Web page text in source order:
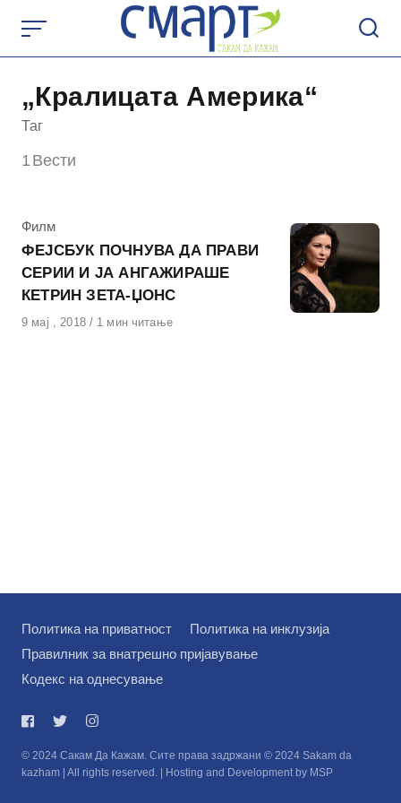
content
„Кралицата Америка“
Таг
1 Вести
КАтегорија
Филм
ФЕЈСБУК ПОЧНУВА ДА ПРАВИ
СЕРИИ И ЈА АНГАЖИРАШЕ
КЕТРИН ЗЕТА-ЏОНС
Објавено
9 мај , 2018 1 мин читање
Политика на приватност
Политика на инклузија
Правилник за внатрешно пријавување
Кодекс на однесување
© 2024 Сакам Да Кажам. Сите права задржани © 2024 Sakam da
kazham | All rights reserved. | Hosting and Development by MSP